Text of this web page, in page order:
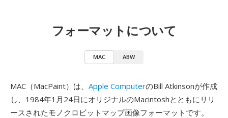
フォーマットについて
MAC ABW
MAC（MacPaint）は、 Apple ComputerのBill Atkinsonが作成
し、1984年1月24日にオリジナルのMacintoshとともにリリ
ースされたモノクロビットマップ画像フォーマットです。